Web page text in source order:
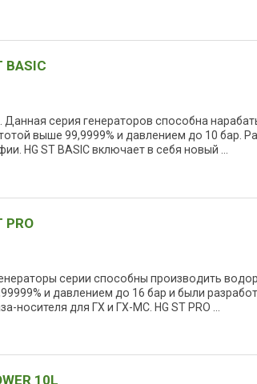
BASIC
Данная серия генераторов способна
выше 99,9999% и давлением до 10 бар.
HG ST BASIC включает в себя новый ...
PRO
серии способны производить
и давлением до 16 бар и были
носителя для ГХ и ГХ-МС. HG ST PRO ...
10L